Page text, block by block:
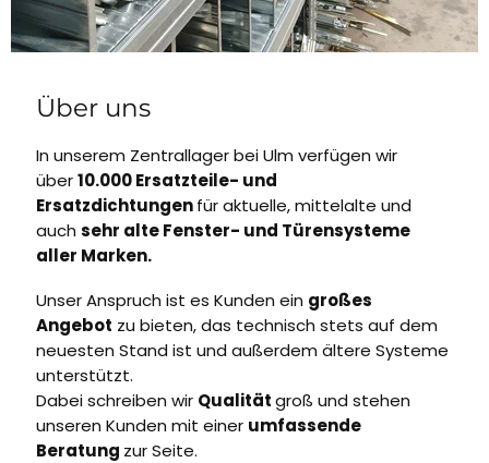
Über uns
In unserem Zentrallager bei Ulm verfügen wir
über10.000 Ersatzteile- und
Ersatzdichtungenfür aktuelle, mittelalte und
auch sehr alte Fenster- und Türensysteme
aller Marken.
Unser Anspruch ist es Kunden ein großes
Angebot zu bieten, das technisch stets auf dem
neuesten Stand ist und außerdem ältere Systeme
unterstützt.
Dabei schreiben wir Qualitätgroß und stehen
unseren Kunden mit einer umfassende
Beratung zur Seite.